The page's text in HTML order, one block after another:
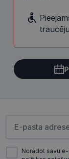
Norādot savu
Šīs
iekārtu,